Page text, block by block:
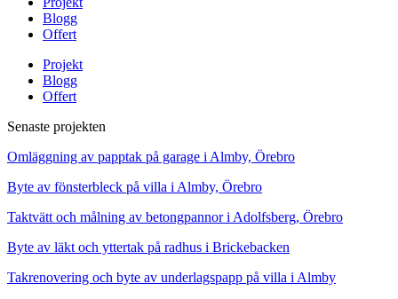
Blogg
Offert
Projekt
Blogg
Offert
Senaste projekten
Omläggning av papptak på garage i Almby, Örebro
Byte av fönsterbleck på villa i Almby, Örebro
Taktvätt och målning av betongpannor i Adolfsberg, Örebro
Byte av läkt och yttertak på radhus i Brickebacken
Takrenovering och byte av underlagspapp på villa i Almby